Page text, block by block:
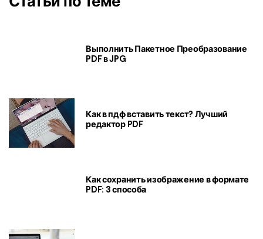
Выполнить Пакетное Преобразование
PDF в JPG
Как в пдф вставить текст? Лучший
редактор PDF
Как сохранить изображение в формате
PDF: 3 способа